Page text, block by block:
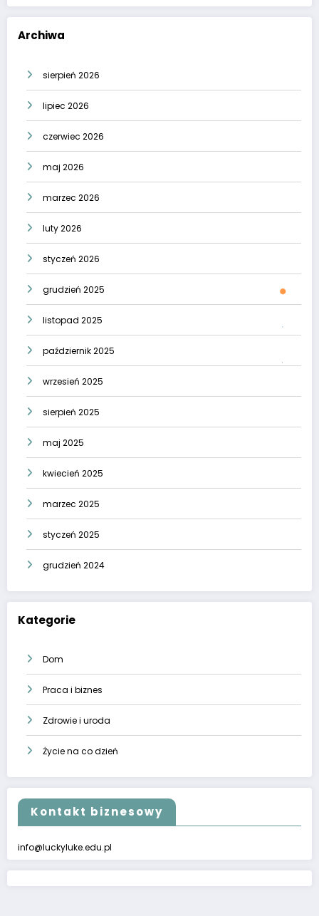
Archiwa
sierpień 2026
lipiec 2026
czerwiec 2026
maj 2026
marzec 2026
luty 2026
styczeń 2026
grudzień 2025
listopad 2025
październik 2025
wrzesień 2025
sierpień 2025
maj 2025
kwiecień 2025
marzec 2025
styczeń 2025
grudzień 2024
Kategorie
Dom
Praca i biznes
Zdrowie i uroda
Życie na co dzień
Kontakt biznesowy
info@luckyluke.edu.pl